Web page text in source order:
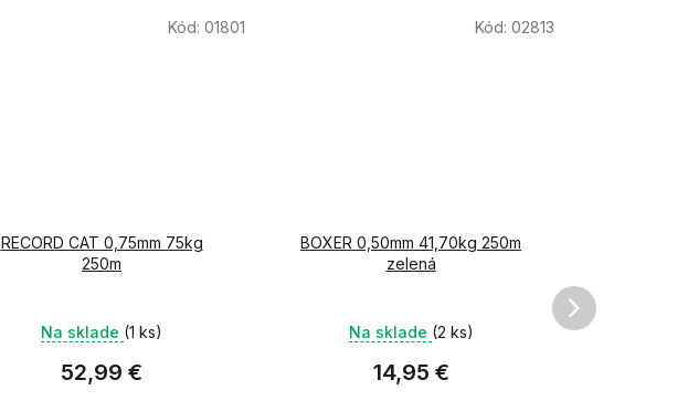
RECORD CAT 0,75mm 75kg
250m
Na sklade (1 ks)
52,99 €
Kód: 01801
BOXER 0,50mm 41,70kg 250m
zelená
Na sklade (2 ks)
14,95 €
Kód: 02813